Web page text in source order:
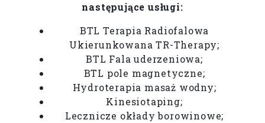
następujące usługi:
BTL Terapia Radiofalowa
Ukierunkowana TR-Therapy;
BTL Fala uderzeniowa;
BTL pole magnetyczne;
Hydroterapia masaż wodny;
Kinesiotaping;
Lecznicze okłady borowinowe;